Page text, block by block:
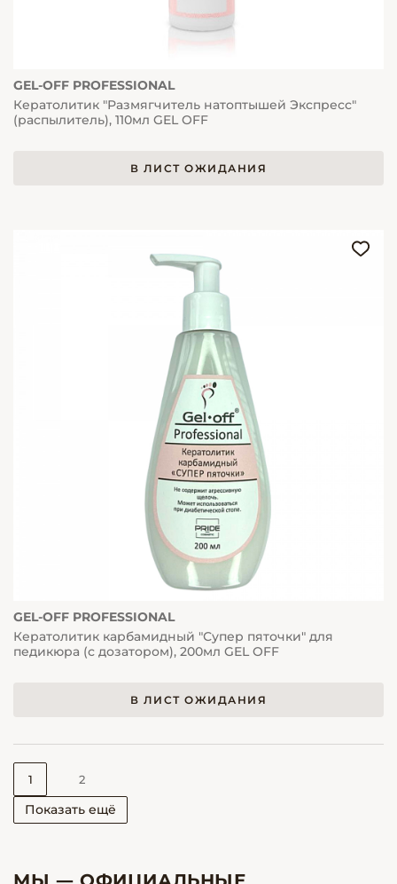
GEL-OFF PROFESSIONAL
Кератолитик "Размягчитель натоптышей Экспресс"
(распылитель), 110мл GEL OFF
В ЛИСТ ОЖИДАНИЯ
GEL-OFF PROFESSIONAL
Кератолитик карбамидный "Супер пяточки" для
педикюра (с дозатором), 200мл GEL OFF
В ЛИСТ ОЖИДАНИЯ
Показать ещё
1 2